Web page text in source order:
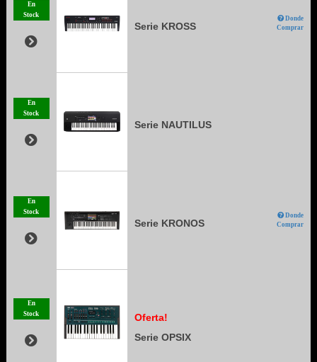
En
Stock
Serie KROSS
Donde
Comprar
En
Stock
Serie NAUTILUS
En
Stock
Serie KRONOS
Donde
Comprar
En
Stock
Oferta!
Serie OPSIX